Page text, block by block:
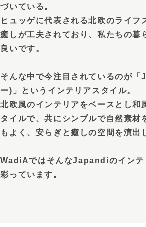
づいている。
ヒュッゲに代表される北欧のライフ
癒しが工夫されており、私たちの暮
良いです。
そんな中で今注目されているのが
ー)」というインテリアスタイル。
北欧風のインテリアをベースとし和
タイルで、共にシンプルで自然素材
もよく、安らぎと癒しの空間を演出
WadiAではそんなJapandiのインテ
彩っています。